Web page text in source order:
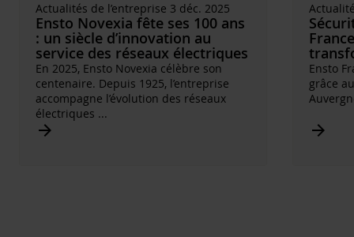
Actualités de l’entreprise 3 déc. 2025
Ensto Novexia fête ses 100 ans
: un siècle d’innovation au
service des réseaux électriques
En 2025, Ensto Novexia célèbre son
centenaire. Depuis 1925, l’entreprise
accompagne l’évolution des réseaux
électriques ...
Arrow_forward
Ensto
grâce
Arrow_forward